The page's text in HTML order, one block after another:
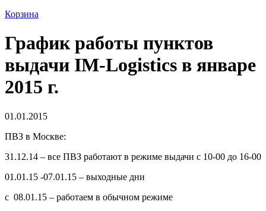
Корзина
График работы пунктов
выдачи IM-Logistics в январе
2015 г.
01.01.2015
ПВЗ в Москве:
31.12.14 – все ПВЗ работают в режиме выдачи с 10-00 до 16-00
01.01.15 -07.01.15 – выходные дни
с 08.01.15 – работаем в обычном режиме